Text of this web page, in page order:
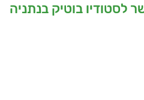
לסטודיו בוטיק בנתניה